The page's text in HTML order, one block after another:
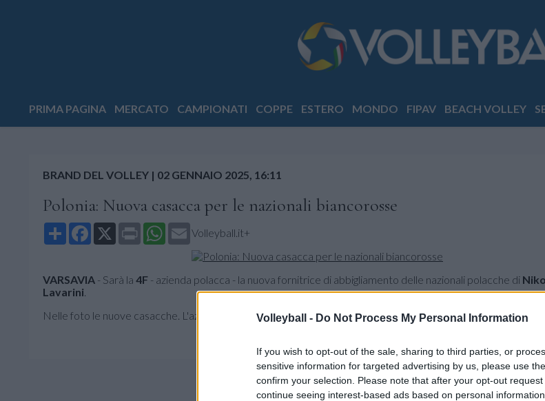
Volleyball - Do Not Process My Personal Information
If you wish to opt-out of the sale, sharing to third parties, or
sensitive information for targeted advertising by us, please use
confirm your selection. Please note that after your opt-out
continue seeing interest-based ads based on personal
PRIMA PAGINA MERCATO CAMPIONATI COPPE ESTERO MONDO FIPAV BEACH VOLLEY
BRAND DEL VOLLEY | 02 GENNAIO 2025, 16:11
Polonia: Nuova casacca per le nazionali biancorosse
Share Facebook
X Print WhatsApp
Email
Volleyball.it+
VARSAVIA - Sarà la 4F - azienda polacca - la nuova fornitrice di abbigliamento delle nazionali polacche di
Lavarini.
Nelle foto le nuove casacche. L'azienda, nuovo sponsor tecnico, subentra ad Adidas con un contratto